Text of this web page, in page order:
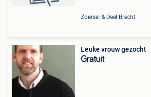
Zoersel & Deel Brecht
Leuke vrouw gezocht
Gratuit